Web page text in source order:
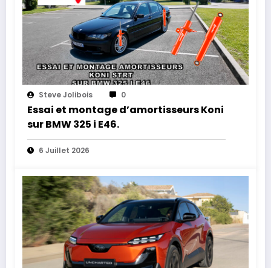
Steve Jolibois 0
Essai et montage d’amortisseurs Koni
sur BMW 325 i E46.
6 Juillet 2026